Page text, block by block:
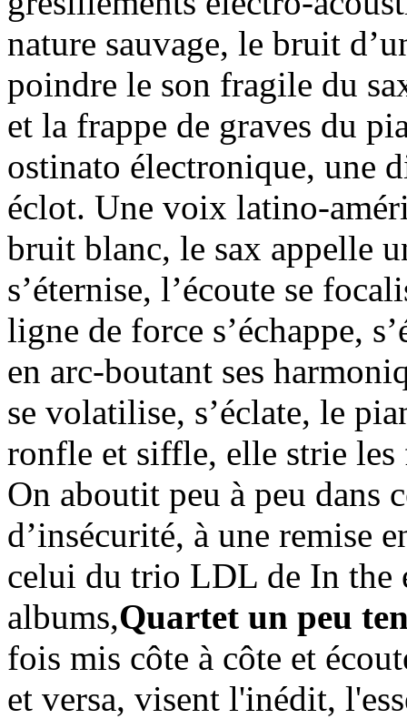
nature sauvage, le bruit
poindre le son fragile du
et la frappe de graves du
ostinato électronique, une
éclot. Une voix latino-
bruit blanc, le sax appelle
s’éternise, l’écoute se
ligne de force s’échappe,
en arc-boutant ses
se volatilise, s’éclate, le
ronfle et siffle, elle strie
On aboutit peu à peu dans
d’insécurité, à une remise
celui du trio LDL de In the
albums,Quartet un peu
fois mis côte à côte et
et versa, visent l'inédit,